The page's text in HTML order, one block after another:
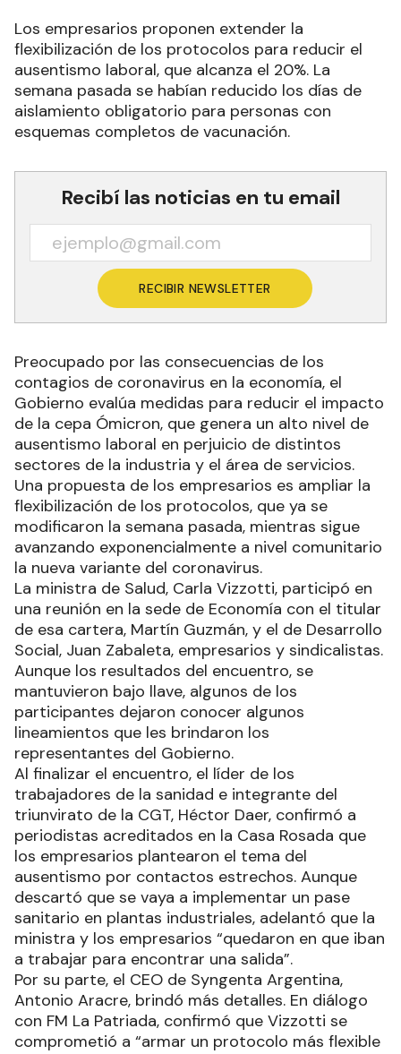
Los empresarios proponen extender la
flexibilización de los protocolos para reducir el
ausentismo laboral, que alcanza el 20%. La
semana pasada se habían reducido los días de
aislamiento obligatorio para personas con
esquemas completos de vacunación.
Recibí las noticias en tu email
RECIBIR NEWSLETTER
Preocupado por las consecuencias de los
contagios de coronavirus en la economía, el
Gobierno evalúa medidas para reducir el impacto
de la cepa Ómicron, que genera un alto nivel de
ausentismo laboral en perjuicio de distintos
sectores de la industria y el área de servicios.
Una propuesta de los empresarios es ampliar la
flexibilización de los protocolos, que ya se
modificaron la semana pasada, mientras sigue
avanzando exponencialmente a nivel comunitario
la nueva variante del coronavirus.
La ministra de Salud, Carla Vizzotti, participó en
una reunión en la sede de Economía con el titular
de esa cartera, Martín Guzmán, y el de Desarrollo
Social, Juan Zabaleta, empresarios y sindicalistas.
Aunque los resultados del encuentro, se
mantuvieron bajo llave, algunos de los
participantes dejaron conocer algunos
lineamientos que les brindaron los
representantes del Gobierno.
Al finalizar el encuentro, el líder de los
trabajadores de la sanidad e integrante del
triunvirato de la CGT, Héctor Daer, confirmó a
periodistas acreditados en la Casa Rosada que
los empresarios plantearon el tema del
ausentismo por contactos estrechos. Aunque
descartó que se vaya a implementar un pase
sanitario en plantas industriales, adelantó que la
ministra y los empresarios “quedaron en que iban
a trabajar para encontrar una salida”.
Por su parte, el CEO de Syngenta Argentina,
Antonio Aracre, brindó más detalles. En diálogo
con FM La Patriada, confirmó que Vizzotti se
comprometió a “armar un protocolo más flexible